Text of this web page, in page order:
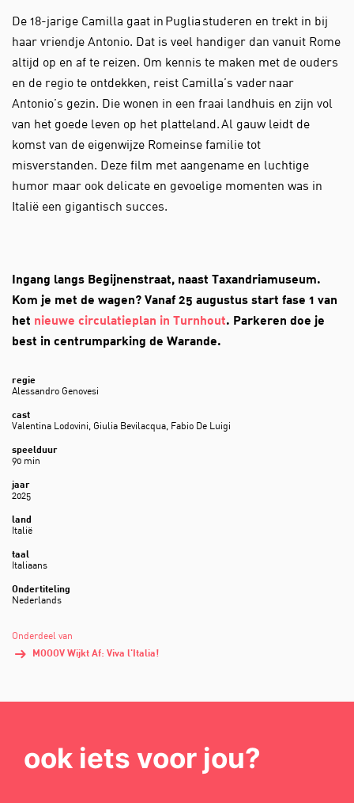
De 18-jarige Camilla gaat in Puglia studeren en trekt in bij
haar vriendje Antonio. Dat is veel handiger dan vanuit Rome
altijd op en af te reizen. Om kennis te maken met de ouders
en de regio te ontdekken, reist Camilla’s vader naar
Antonio’s gezin. Die wonen in een fraai landhuis en zijn vol
van het goede leven op het platteland. Al gauw leidt de
komst van de eigenwijze Romeinse familie tot
misverstanden. Deze film met aangename en luchtige
humor maar ook delicate en gevoelige momenten was in
Italië een gigantisch succes.
Ingang langs Begijnenstraat, naast Taxandriamuseum.
Kom je met de wagen? Vanaf 25 augustus start fase 1 van
het nieuwe circulatieplan in Turnhout. Parkeren doe je
best in centrumparking de Warande.
regie
Alessandro Genovesi
cast
Valentina Lodovini, Giulia Bevilacqua, Fabio De Luigi
speelduur
90 min
jaar
2025
land
Italië
taal
Italiaans
Ondertiteling
Nederlands
Onderdeel van
MOOOV Wijkt Af: Viva l'Italia!
ook iets voor jou?